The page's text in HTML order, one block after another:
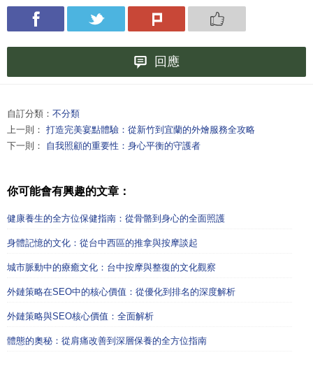
回應
自訂分類： 不分類
上一則： 打造完美宴點體驗：從新竹到宜蘭的外燴服務全攻略
下一則： 自我照顧的重要性：身心平衡的守護者
你可能會有興趣的文章：
健康養生的全方位保健指南：從骨骼到身心的全面照護
身體記憶的文化：從台中西區的推拿與按摩談起
城市脈動中的療癒文化：台中按摩與整復的文化觀察
外鏈策略在SEO中的核心價值：從優化到排名的深度解析
外鏈策略與SEO核心價值：全面解析
體態的奧秘：從肩痛改善到深層保養的全方位指南